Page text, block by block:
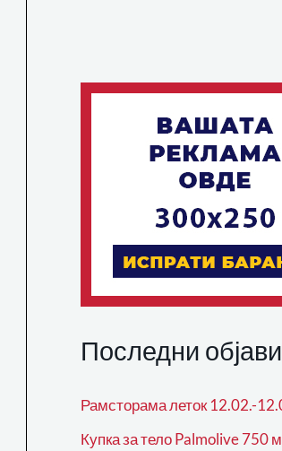
Последни објави
Рамсторама леток 12.02.-
Купка за тело Palmolive 750